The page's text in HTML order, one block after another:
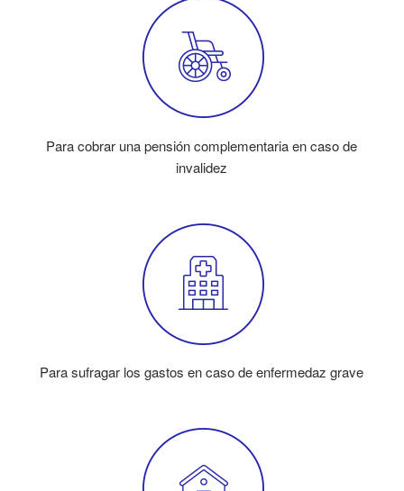
Para cobrar una pensión complementaria en caso de
invalidez
Para sufragar los gastos en caso de enfermedaz grave